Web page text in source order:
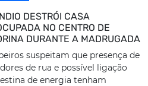
DESTRÓI CASA
NO CENTRO DE
DURANTE A MADRUGADA
suspeitam que presença de
de rua e possível ligação
de energia tenham